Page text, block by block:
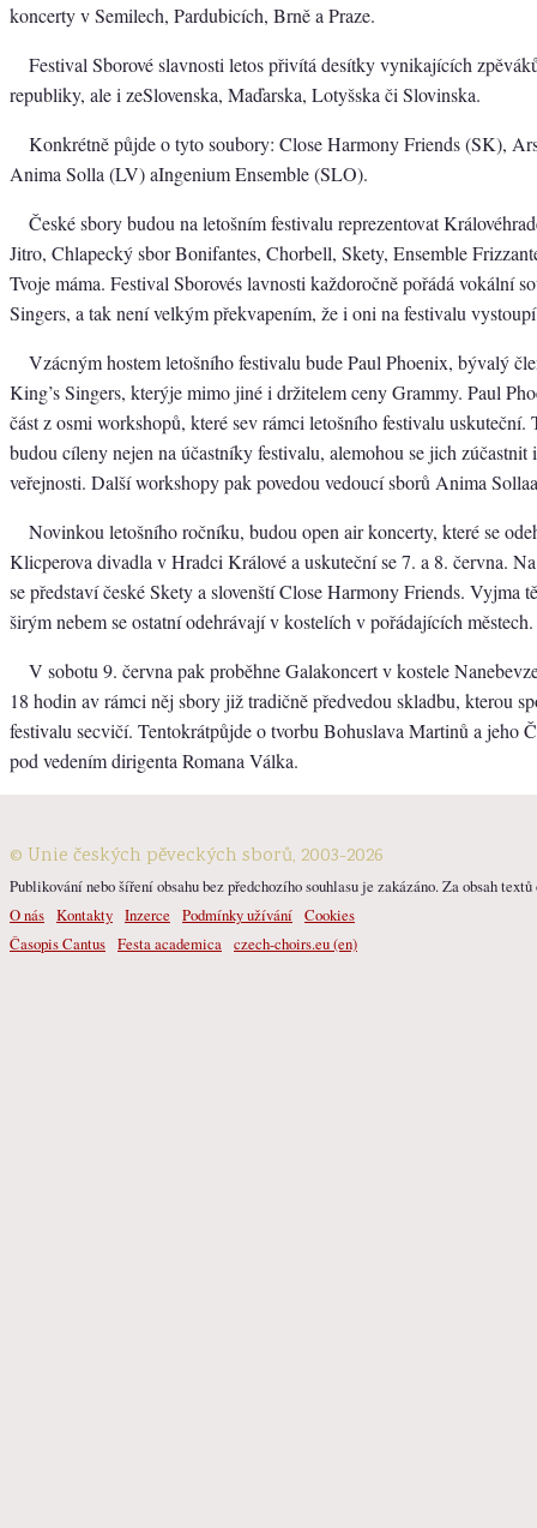
koncerty v Semilech, Pardubicích, Brně a Praze.
Festival Sborové slavnosti letos přivítá desítky vynikajících
republiky, ale i zeSlovenska, Maďarska, Lotyšska či Slovinska.
Konkrétně půjde o tyto soubory: Close Harmony Friends (SK),
Anima Solla (LV) aIngenium Ensemble (SLO).
České sbory budou na letošním festivalu reprezentovat
Jitro, Chlapecký sbor Bonifantes, Chorbell, Skety, Ensemble
Tvoje máma. Festival Sborovés lavnosti každoročně pořádá vokální
Singers, a tak není velkým překvapením, že i oni na festivalu
Vzácným hostem letošního festivalu bude Paul Phoenix, bývalý
King’s Singers, kterýje mimo jiné i držitelem ceny Grammy. Paul
část z osmi workshopů, které sev rámci letošního festivalu uskuteční.
budou cíleny nejen na účastníky festivalu, alemohou se jich zúčastnit
veřejnosti. Další workshopy pak povedou vedoucí sborů Anima
Novinkou letošního ročníku, budou open air koncerty, které se
Klicperova divadla v Hradci Králové a uskuteční se 7. a 8. června.
se představí české Skety a slovenští Close Harmony Friends. Vyjma
širým nebem se ostatní odehrávají v kostelích v pořádajících městech.
V sobotu 9. června pak proběhne Galakoncert v kostele
18 hodin av rámci něj sbory již tradičně předvedou skladbu, kterou
festivalu secvičí. Tentokrátpůjde o tvorbu Bohuslava Martinů a jeho
pod vedením dirigenta Romana Válka.
© Unie českých pěveckých sborů, 2003-2026
Publikování nebo šíření obsahu bez předchozího souhlasu je zakázáno. Za obsah
O nás Kontakty Inzerce Podmínky užívání Cookies
Časopis Cantus Festa academica czech-choirs.eu (en)